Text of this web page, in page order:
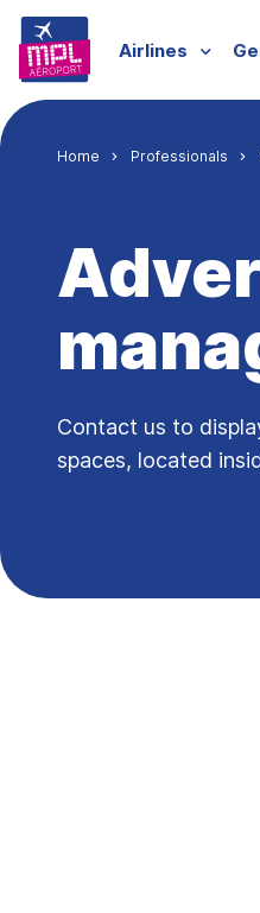
Skip to main content
Menu
Airlines
Breadcrumb
Home Professionals
Contact us to
spaces, located